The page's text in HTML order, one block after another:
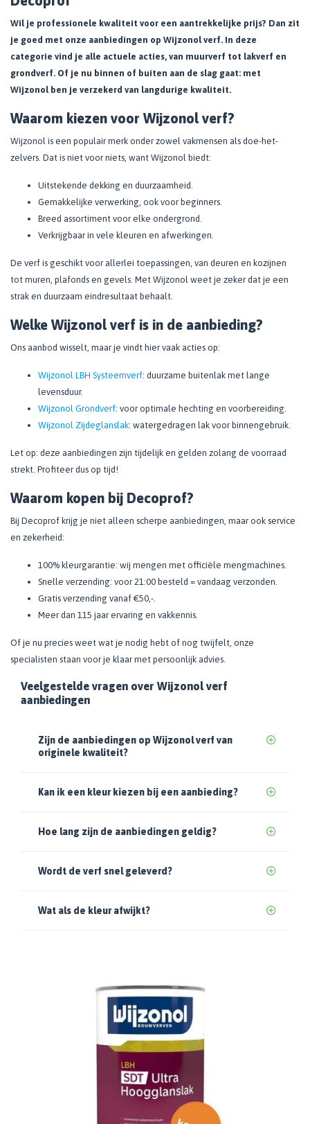
Wil je professionele kwaliteit voor een aantrekkelijke prijs? Dan zit
je goed met onze aanbiedingen op Wijzonol verf. In deze
categorie vind je alle actuele acties, van muurverf tot lakverf en
grondverf. Of je nu binnen of buiten aan de slag gaat: met
Wijzonol ben je verzekerd van langdurige kwaliteit.
Waarom kiezen voor Wijzonol verf?
Wijzonol is een populair merk onder zowel vakmensen als doe-het-
zelvers. Dat is niet voor niets, want Wijzonol biedt:
Uitstekende dekking en duurzaamheid.
Gemakkelijke verwerking, ook voor beginners.
Breed assortiment voor elke ondergrond.
Verkrijgbaar in vele kleuren en afwerkingen.
De verf is geschikt voor allerlei toepassingen, van deuren en kozijnen
tot muren, plafonds en gevels. Met Wijzonol weet je zeker dat je een
strak en duurzaam eindresultaat behaalt.
Welke Wijzonol verf is in de aanbieding?
Ons aanbod wisselt, maar je vindt hier vaak acties op:
Wijzonol LBH Systeemverf: duurzame buitenlak met lange
levensduur.
Wijzonol Grondverf: voor optimale hechting en voorbereiding.
Wijzonol Zijdeglanslak: watergedragen lak voor binnengebruik.
Let op: deze aanbiedingen zijn tijdelijk en gelden zolang de voorraad
strekt. Profiteer dus op tijd!
Waarom kopen bij Decoprof?
Bij Decoprof krijg je niet alleen scherpe aanbiedingen, maar ook service
en zekerheid:
100% kleurgarantie: wij mengen met officiële mengmachines.
Snelle verzending: voor 21:00 besteld = vandaag verzonden.
Gratis verzending vanaf €50,-.
Meer dan 115 jaar ervaring en vakkennis.
Of je nu precies weet wat je nodig hebt of nog twijfelt, onze
specialisten staan voor je klaar met persoonlijk advies.
Veelgestelde vragen over Wijzonol verf
aanbiedingen
Zijn de aanbiedingen op Wijzonol verf van
originele kwaliteit?
Kan ik een kleur kiezen bij een aanbieding?
Hoe lang zijn de aanbiedingen geldig?
Wordt de verf snel geleverd?
Wat als de kleur afwijkt?